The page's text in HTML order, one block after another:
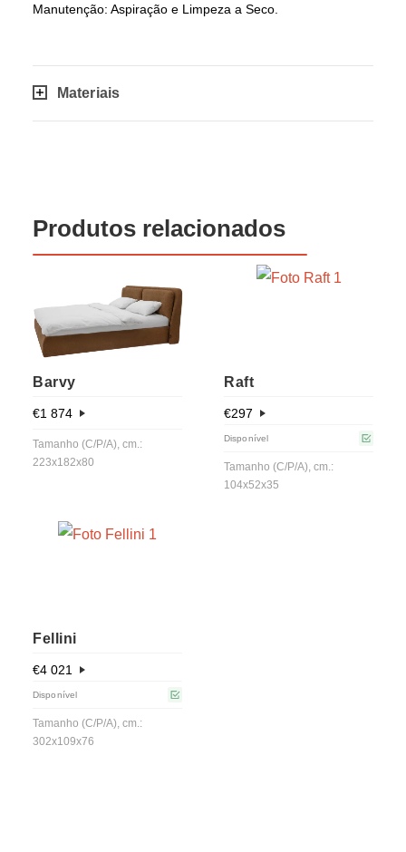
Manutenção: Aspiração e Limpeza a Seco.
Materiais
Produtos relacionados
Barvy
€1 874
Tamanho (C/P/A), cm.:
223x182x80
Raft
€297
Disponível
Tamanho (C/P/A), cm.:
104x52x35
Fellini
€4 021
Disponível
Tamanho (C/P/A), cm.:
302x109x76